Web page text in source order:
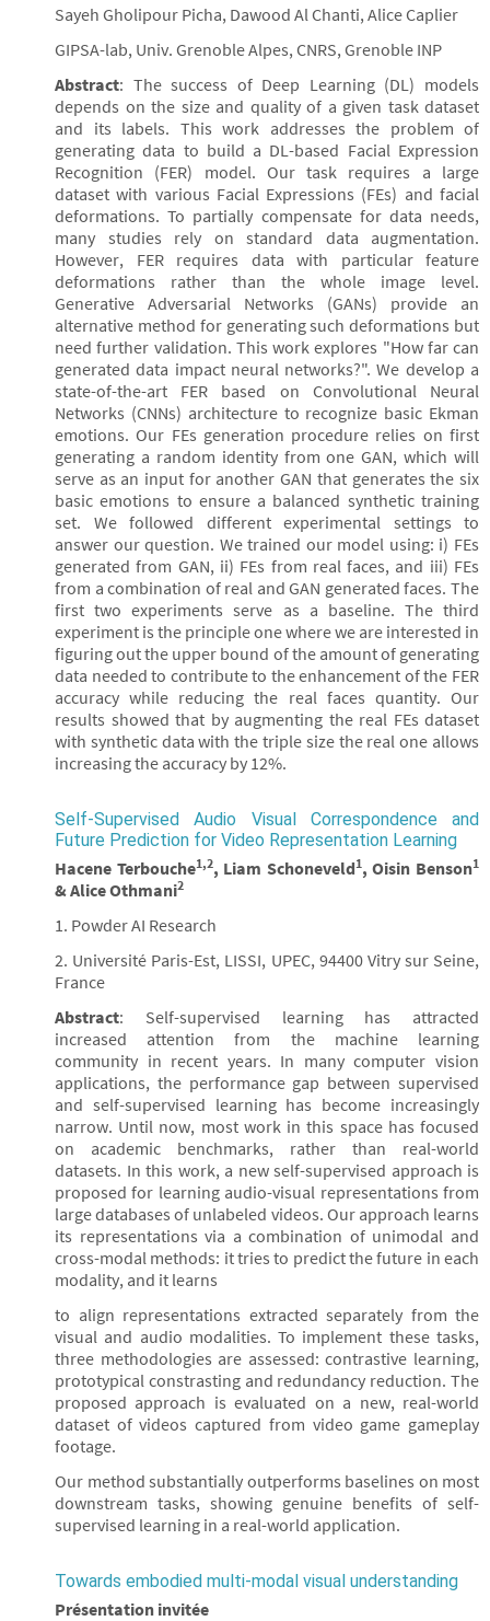
Sayeh Gholipour Picha, Dawood Al Chanti, Alice Caplier
GIPSA-lab, Univ. Grenoble Alpes, CNRS, Grenoble INP
Abstract: The success of Deep Learning (DL) models
depends on the size and quality of a given task dataset
and its labels. This work addresses the problem of
generating data to build a DL-based Facial Expression
Recognition (FER) model. Our task requires a large
dataset with various Facial Expressions (FEs) and facial
deformations. To partially compensate for data needs,
many studies rely on standard data augmentation.
However, FER requires data with particular feature
deformations rather than the whole image level.
Generative Adversarial Networks (GANs) provide an
alternative method for generating such deformations but
need further validation. This work explores "How far can
generated data impact neural networks?". We develop a
state-of-the-art FER based on Convolutional Neural
Networks (CNNs) architecture to recognize basic Ekman
emotions. Our FEs generation procedure relies on first
generating a random identity from one GAN, which will
serve as an input for another GAN that generates the six
basic emotions to ensure a balanced synthetic training
set. We followed different experimental settings to
answer our question. We trained our model using: i) FEs
generated from GAN, ii) FEs from real faces, and iii) FEs
from a combination of real and GAN generated faces. The
first two experiments serve as a baseline. The third
experiment is the principle one where we are interested in
figuring out the upper bound of the amount of generating
data needed to contribute to the enhancement of the FER
accuracy while reducing the real faces quantity. Our
results showed that by augmenting the real FEs dataset
with synthetic data with the triple size the real one allows
increasing the accuracy by 12%.
Self-Supervised Audio Visual Correspondence and
Future Prediction for Video Representation Learning
Hacene Terbouche1,2, Liam Schoneveld1, Oisin Benson1
& Alice Othmani2
1. Powder AI Research
2. Université Paris-Est, LISSI, UPEC, 94400 Vitry sur Seine,
France
Abstract: Self-supervised learning has attracted
increased attention from the machine learning
community in recent years. In many computer vision
applications, the performance gap between supervised
and self-supervised learning has become increasingly
narrow. Until now, most work in this space has focused
on academic benchmarks, rather than real-world
datasets. In this work, a new self-supervised approach is
proposed for learning audio-visual representations from
large databases of unlabeled videos. Our approach learns
its representations via a combination of unimodal and
cross-modal methods: it tries to predict the future in each
modality, and it learns
to align representations extracted separately from the
visual and audio modalities. To implement these tasks,
three methodologies are assessed: contrastive learning,
prototypical constrasting and redundancy reduction. The
proposed approach is evaluated on a new, real-world
dataset of videos captured from video game gameplay
footage.
Our method substantially outperforms baselines on most
downstream tasks, showing genuine benefits of self-
supervised learning in a real-world application.
Towards embodied multi-modal visual understanding
Présentation invitée